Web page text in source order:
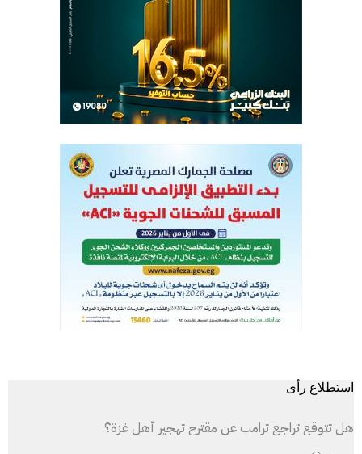
استطلاع رأى
هل تتوقع تراجع ترامب عن مقترح تهجير أهل غزة؟